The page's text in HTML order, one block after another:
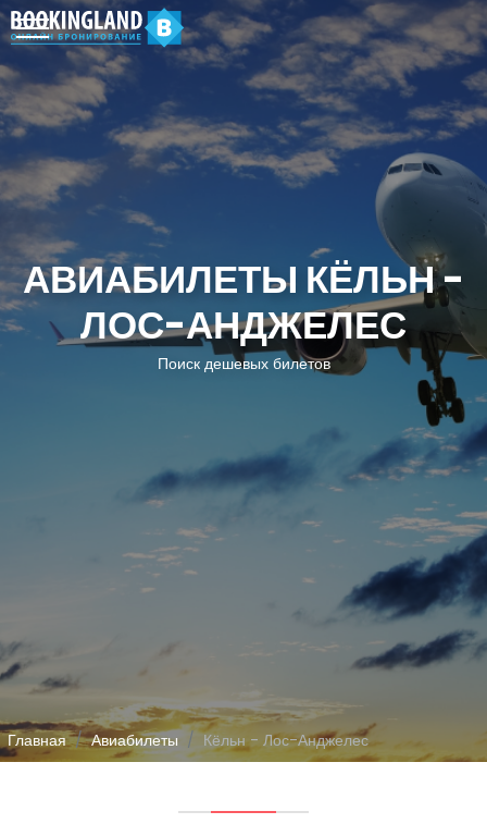
АВИАБИЛЕТЫ КЁЛЬН -
ЛОС-АНДЖЕЛЕС
Поиск дешевых билетов
Главная Авиабилеты Кёльн - Лос-Анджелес